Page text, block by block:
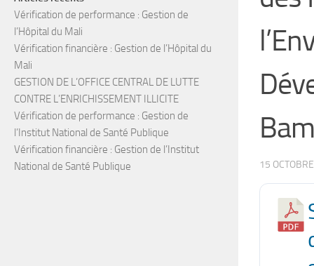
15
Vérification de performance : Gestion de
l’Hôpital du Mali
Vérification financière : Gestion de l’Hôpital du
Mali
GESTION DE L’OFFICE CENTRAL DE LUTTE
CONTRE L’ENRICHISSEMENT ILLICITE
Vérification de performance : Gestion de
l’Institut National de Santé Publique
Vérification financière : Gestion de l’Institut
National de Santé Publique